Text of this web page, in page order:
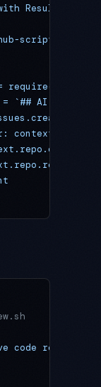
Results
script@v6
require('./
`## AI Code
code review..."